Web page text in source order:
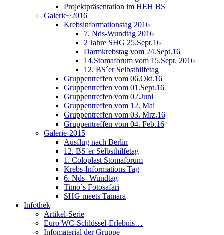
Projektpräsentation im HEH BS
Galerie~2016
Krebsinformationstag 2016
7. Nds-Wundtag 2016
2 Jahre SHG 25.Sept.16
Darmkrebstag vom 24.Sept.16
14.Stomaforum vom 15.Sept. 2016
12. BS´er Selbsthilfetag
Gruppentreffen vom 06.Okt.16
Gruppentreffen vom 01.Sept.16
Gruppentreffen vom 02.Juni
Gruppentreffen vom 12. Mai
Gruppentreffen vom 03. Mrz.16
Gruppentreffen vom 04. Feb.16
Galerie-2015
Ausflug nach Berlin
12. BS´er Selbsthilfetag
1. Coloplast Stomaforum
Krebs-Informations Tag
6. Nds- Wundtag
Timo´s Fotosafari
SHG meets Tamara
Infothek
Artikel-Serie
Euro WC-Schlüssel-Erlebnis…
Infomaterial der Gruppe